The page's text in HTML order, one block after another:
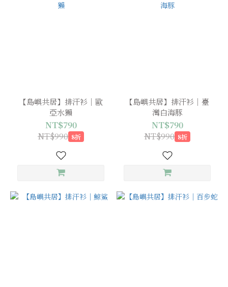
【島嶼共居】排汗衫｜歐
亞水獺
NT$790
NT$990 8折
【島嶼共居】排汗衫｜臺
灣白海豚
NT$790
NT$990 8折